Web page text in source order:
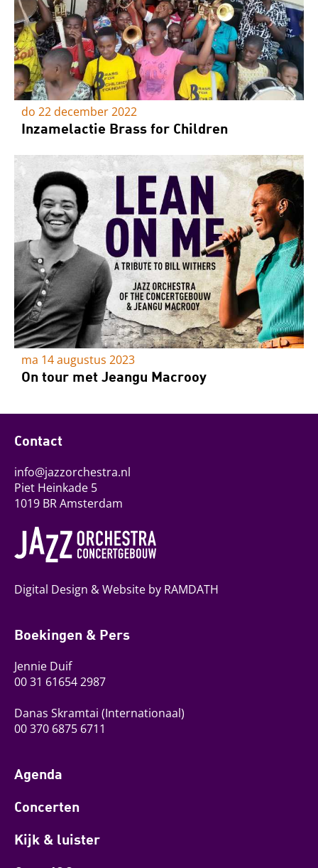
do 22 december 2022
Inzamelactie Brass for Children
ma 14 augustus 2023
On tour met Jeangu Macrooy
Contact
info@jazzorchestra.nl
Piet Heinkade 5
1019 BR Amsterdam
Digital Design & Website by RAMDATH
Boekingen & Pers
Jennie Duif
00 31 61654 2987
Danas Skramtai (Internationaal)
00 370 6875 6711
Agenda
Concerten
Kijk & luister